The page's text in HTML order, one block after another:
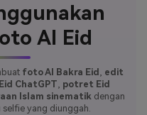
AI Eid
foto AI Bakra Eid , edit
ChatGPT, potret Eid
Islam sinematikdengan
yang diunggah.